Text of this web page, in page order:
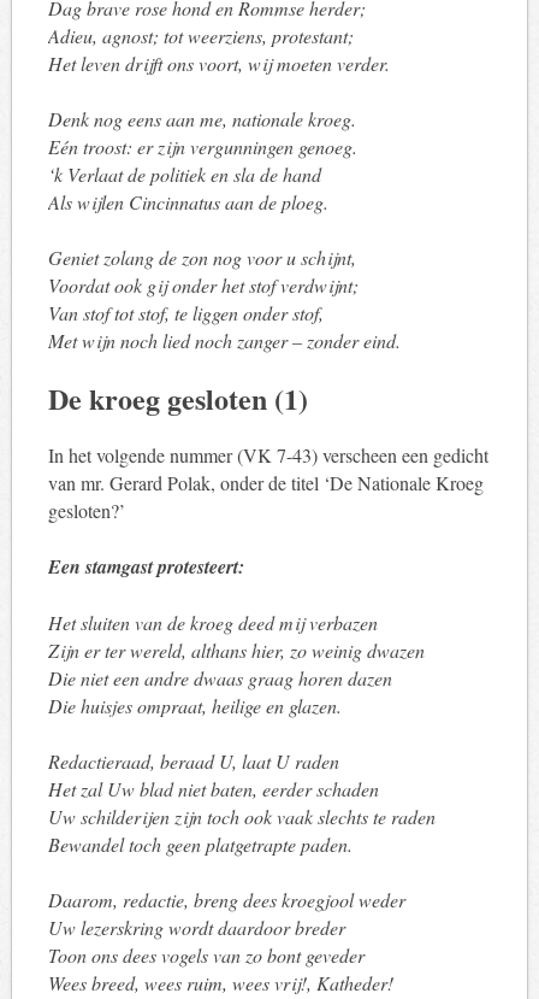
Dag brave rose hond en Rommse herder;
Adieu, agnost; tot weerziens, protestant;
Het leven drijft ons voort, wij moeten verder.
Denk nog eens aan me, nationale kroeg.
Eén troost: er zijn vergunningen genoeg.
‘k Verlaat de politiek en sla de hand
Als wijlen Cincinnatus aan de ploeg.
Geniet zolang de zon nog voor u schijnt,
Voordat ook gij onder het stof verdwijnt;
Van stof tot stof, te liggen onder stof,
Met wijn noch lied noch zanger – zonder eind.
De kroeg gesloten (1)
In het volgende nummer (VK 7-43) verscheen een gedicht
van mr. Gerard Polak, onder de titel ‘De Nationale Kroeg
gesloten?’
Een stamgast protesteert:
Het sluiten van de kroeg deed mij verbazen
Zijn er ter wereld, althans hier, zo weinig dwazen
Die niet een andre dwaas graag horen dazen
Die huisjes ompraat, heilige en glazen.
Redactieraad, beraad U, laat U raden
Het zal Uw blad niet baten, eerder schaden
Uw schilderijen zijn toch ook vaak slechts te raden
Bewandel toch geen platgetrapte paden.
Daarom, redactie, breng dees kroegjool weder
Uw lezerskring wordt daardoor breder
Toon ons dees vogels van zo bont geveder
Wees breed, wees ruim, wees vrij!, Katheder!